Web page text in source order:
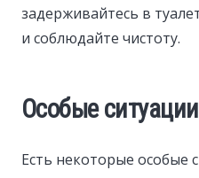
задерживайтесь в
и соблюдайте чистоту.
Особые ситуации
Есть некоторые особые